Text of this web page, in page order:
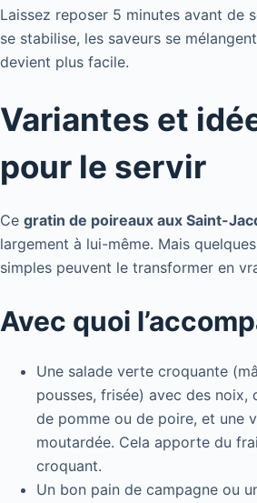
Laissez reposer 5 minutes avant de
se stabilise, les saveurs se
devient plus facile.
Variantes et
pour le servir
Ce gratin de poireaux aux Saint-
largement à lui-même. Mais
simples peuvent le transformer en
Avec quoi
Une salade verte croquante
pousses, frisée) avec des noix,
de pomme ou de poire, et une
moutardée. Cela apporte du
croquant.
Un bon pain de campagne ou